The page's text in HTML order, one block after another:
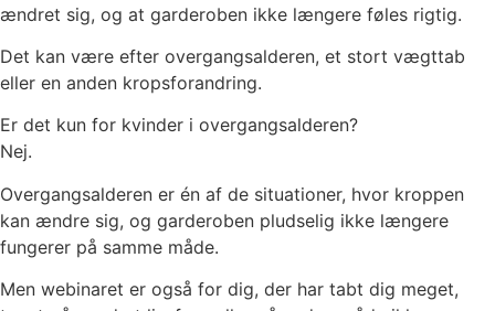
ændret sig, og at garderoben ikke længere føles rigtig.
Det kan være efter overgangsalderen, et stort vægttab
eller en anden kropsforandring.
Er det kun for kvinder i overgangsalderen?
Nej.
Overgangsalderen er én af de situationer, hvor kroppen
kan ændre sig, og garderoben pludselig ikke længere
fungerer på samme måde.
Men webinaret er også for dig, der har tabt dig meget,